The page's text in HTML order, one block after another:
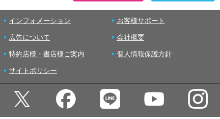
インフォメーション お客様サポート
広告について 会社概要
特約店様・書店様ご案内 個人情報保護方針
サイトポリシー